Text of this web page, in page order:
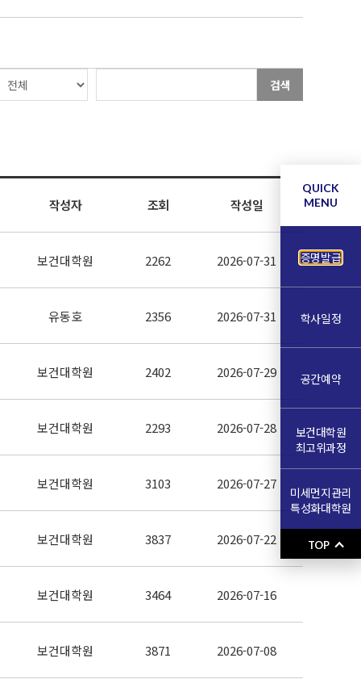
검색
작성자 조회 작성일
보건대학원 2262 2026-07-31
유동호 2356 2026-07-31
보건대학원 2402 2026-07-29
보건대학원 2293 2026-07-28
보건대학원 3103 2026-07-27
보건대학원 3837 2026-07-22
보건대학원 3464 2026-07-16
보건대학원 3871 2026-07-08
QUICK
MENU
증명발급
학사일정
공간예약
보건대학원
최고위과정
미세먼지관리
특성화대학원
TOP